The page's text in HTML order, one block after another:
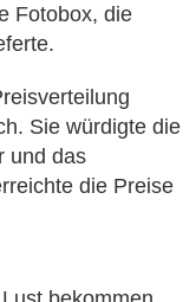
Fotobox, die
Sie würdigte die
und das
die Preise